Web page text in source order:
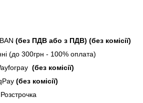
(без ПДВ або з ПДВ) (без комісії)
(до 300грн - 100% оплата)
(без комісії)
(без комісії)